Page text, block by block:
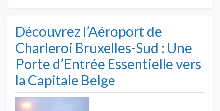
Découvrez l’Aéroport de
Charleroi Bruxelles-Sud : Une
Porte d’Entrée Essentielle vers
la Capitale Belge